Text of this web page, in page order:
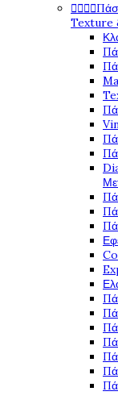

Texture